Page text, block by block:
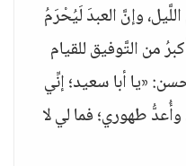
وإنَّ العبدَ لَيُحْرَمُ
من التَّوفيق للقيام
«يا أبا سعيد؛ إنِّي
طهوري؛ فما لي لا